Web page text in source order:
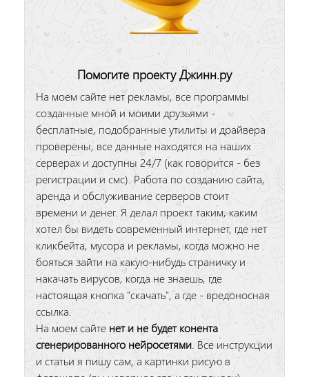
Помогите проекту Джинн.ру
На моем сайте нет рекламы, все программы
созданные мной и моими друзьями -
бесплатные, подобранные утилиты и драйвера
проверены, все данные находятся на наших
серверах и доступны 24/7 (как говорится - без
регистрации и смс). Работа по созданию сайта,
аренда и обслуживание серверов стоит
времени и денег. Я делал проект таким, каким
хотел бы видеть современный интернет, где нет
кликбейта, мусора и рекламы, когда можно не
бояться зайти на какую-нибудь страничку и
накачать вирусов, когда не знаешь, где
настоящая кнопка "скачать", а где - вредоносная
ссылка.
На моем сайте нет и не будет конента
сгенерированного нейросетями . Все инструкции
и статьи я пишу сам, а картинки рисую в